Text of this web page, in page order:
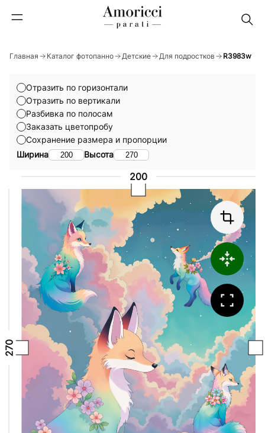
Главная Каталог фотопанно Детские Для подростков R3983w
Ширина Высота
Сохранение размера и пропорции
Отразить по горизонтали
Отразить по вертикали
Разбивка по полосам
Заказать цветопробу